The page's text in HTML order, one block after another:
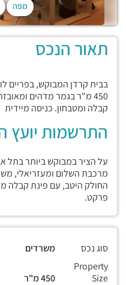
מפה
תאור הנכס
בבית קרדן המבוקש, בפריים
450 מ"ר בגמר מדהים
קבלה ומטבחון. כניסה מיידית
התרשמות יועץ
מרכבת השלום ומעזריאלי,
החולק היטב, עם פינת קבלה
פרקט.
סוג נכס
משרדים
Property
Size